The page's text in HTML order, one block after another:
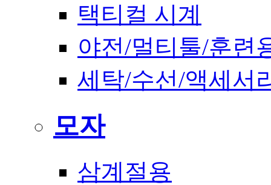
택티컬 시계
야전/멀티툴/훈련
세탁/수선/액세서
모자
삼계절용